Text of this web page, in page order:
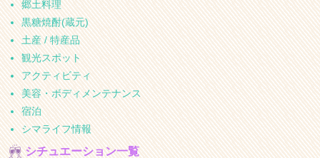
郷土料理
黒糖焼酎(蔵元)
土産 / 特産品
観光スポット
アクティビティ
美容・ボディメンテナンス
宿泊
シマライフ情報
シチュエーション一覧